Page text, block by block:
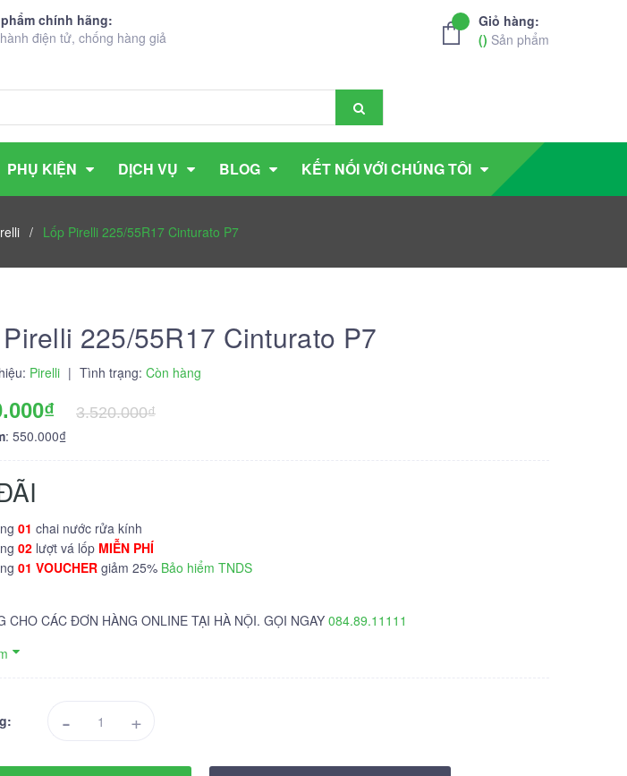
chính hãng:
điện tử, chống hàng giả
Giỏ hàng:
() Sản phẩm
PHỤ KIỆN DỊCH VỤ BLOG KẾT NỐI VỚI CHÚNG TÔI
/ Lốp Pirelli 225/55R17 Cinturato P7
225/55R17 Cinturato P7
Pirelli | Tình trạng: Còn hàng
3.520.000₫
: 550.000₫
01 chai nước rửa kính
02 lượt vá lốp MIỄN PHÍ
01 VOUCHER giảm 25% Bảo hiểm TNDS
CHO CÁC ĐƠN HÀNG ONLINE TẠI HÀ NỘI. GỌI NGAY084.89.11111
- +